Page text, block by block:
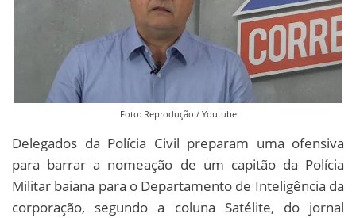
Foto: Reprodução / Youtube
Delegados da Polícia Civil preparam uma ofensiva
para barrar a nomeação de um capitão da Polícia
Militar baiana para o Departamento de Inteligência da
corporação, segundo a coluna Satélite, do jornal